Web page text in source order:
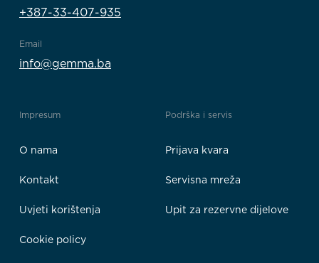
+387-33-407-935
Email
info@gemma.ba
Impresum
O nama
Kontakt
Uvjeti korištenja
Cookie policy
Podrška i servis
Prijava kvara
Servisna mreža
Upit za rezervne dijelove